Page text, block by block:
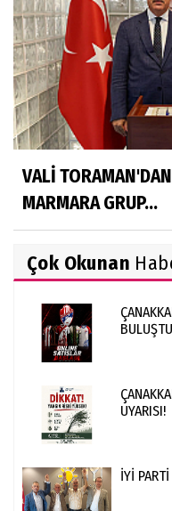
VALİ
MARMARA GRUP...
Çok Okunan
BULUŞTU
UYARISI!
İYİ